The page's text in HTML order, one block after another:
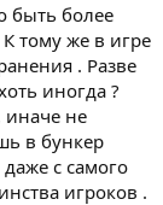
быть более
тому же в игре
. Разве
иногда ?
иначе не
в бункер
с самого
игроков .